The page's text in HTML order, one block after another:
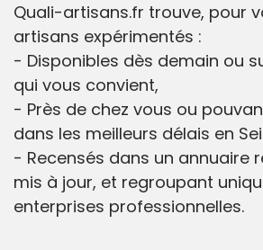
Quali-artisans.fr trouve, pour
artisans expérimentés :
- Disponibles dès demain ou
qui vous convient,
- Près de chez vous ou
dans les meilleurs délais en
- Recensés dans un annuaire
mis à jour, et regroupant
enterprises professionnelles.